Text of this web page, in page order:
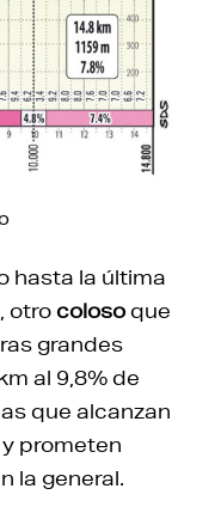
hasta la última
, otrocolosoque
grandes
al 9,8% de
que alcanzan
prometen
la general.